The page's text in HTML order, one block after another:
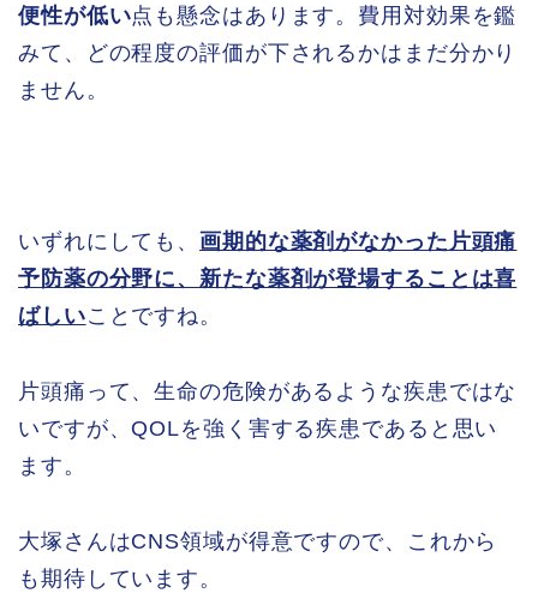
便性が低い点も懸念はあります。費用対効果を鑑
みて、どの程度の評価が下されるかはまだ分かり
ません。
いずれにしても、 画期的な薬剤がなかった片頭痛
予防薬の分野に、新たな薬剤が登場することは喜
ばしいことですね。
片頭痛って、生命の危険があるような疾患ではな
いですが、QOLを強く害する疾患であると思い
ます。
大塚さんはCNS領域が得意ですので、これから
も期待しています。